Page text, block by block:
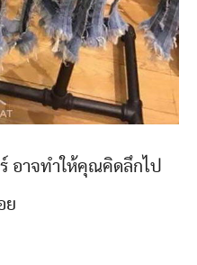
อาจทำให้คุณคิดลึกไป
ย